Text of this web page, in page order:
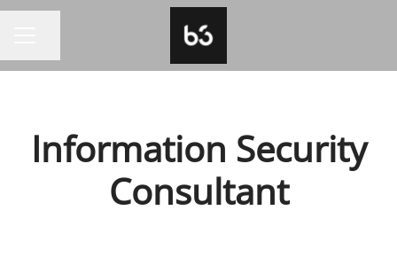
Information Security
Consultant